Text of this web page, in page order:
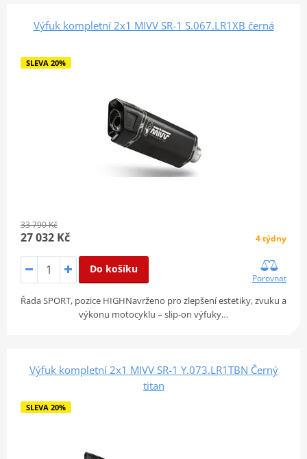
Výfuk kompletní 2x1 MIVV SR-1 S.067.LR1XB černá
SLEVA 20%
33 790 Kč
27 032 Kč 4 týdny
Do košíku
Porovnat
Řada SPORT, pozice HIGHNavrženo pro zlepšení estetiky, zvuku a
výkonu motocyklu – slip-on výfuky…
Výfuk kompletní 2x1 MIVV SR-1 Y.073.LR1TBN Černý
titan
SLEVA 20%